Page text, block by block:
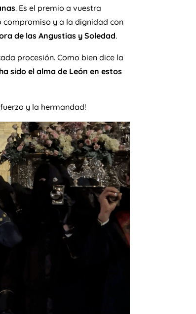
. Es el premio a vuestra
y a la dignidad con
de las Angustias y Soledad.
procesión. Como bien dice la
sido el alma de León en estos
y la hermandad!